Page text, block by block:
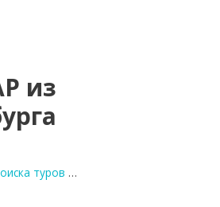
из
туров …